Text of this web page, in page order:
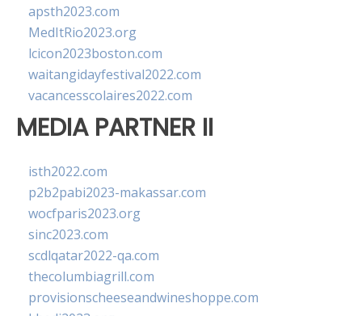
apsth2023.com
MedItRio2023.org
lcicon2023boston.com
waitangidayfestival2022.com
vacancesscolaires2022.com
MEDIA PARTNER II
isth2022.com
p2b2pabi2023-makassar.com
wocfparis2023.org
sinc2023.com
scdlqatar2022-qa.com
thecolumbiagrill.com
provisionscheeseandwineshoppe.com